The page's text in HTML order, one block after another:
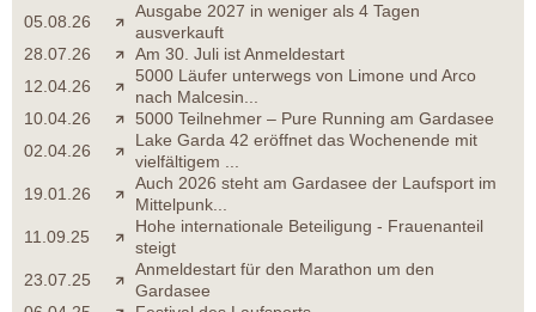
05.08.26
Ausgabe 2027 in weniger als 4 Tagen
ausverkauft
28.07.26
Am 30. Juli ist Anmeldestart
12.04.26
5000 Läufer unterwegs von Limone und Arco
nach Malcesin...
10.04.26
5000 Teilnehmer – Pure Running am Gardasee
02.04.26
Lake Garda 42 eröffnet das Wochenende mit
vielfältigem ...
19.01.26
Auch 2026 steht am Gardasee der Laufsport im
Mittelpunk...
11.09.25
Hohe internationale Beteiligung - Frauenanteil
steigt
23.07.25
Anmeldestart für den Marathon um den
Gardasee